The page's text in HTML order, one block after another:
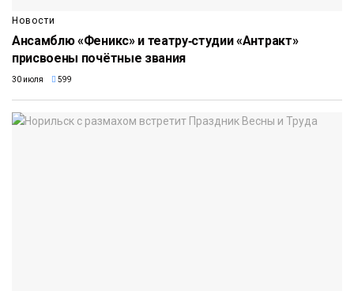
Новости
Ансамблю «Феникс» и театру‑студии «Антракт»
присвоены почётные звания
30 июля 599